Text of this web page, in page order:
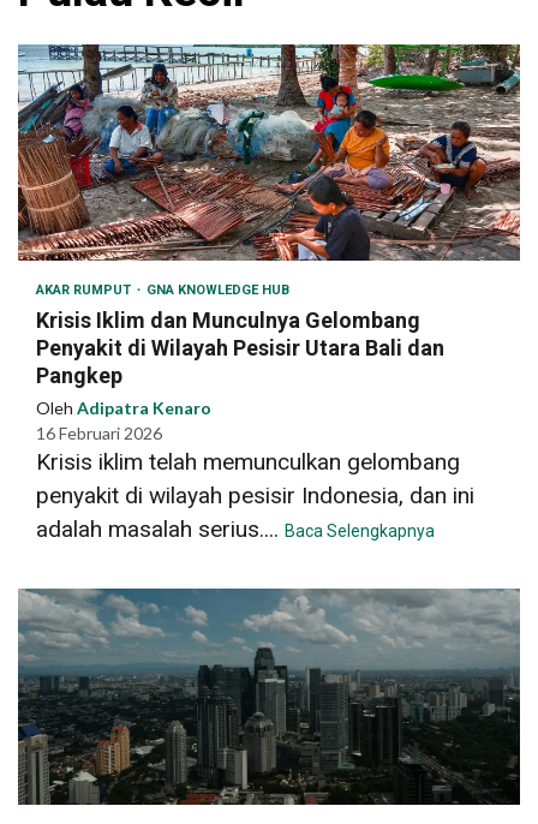
AKAR RUMPUT GNA KNOWLEDGE HUB
Krisis Iklim dan Munculnya Gelombang
Penyakit di Wilayah Pesisir Utara Bali dan
Pangkep
Oleh Adipatra Kenaro
16 Februari 2026
Krisis iklim telah memunculkan gelombang
penyakit di wilayah pesisir Indonesia, dan ini
adalah masalah serius.... Baca Selengkapnya